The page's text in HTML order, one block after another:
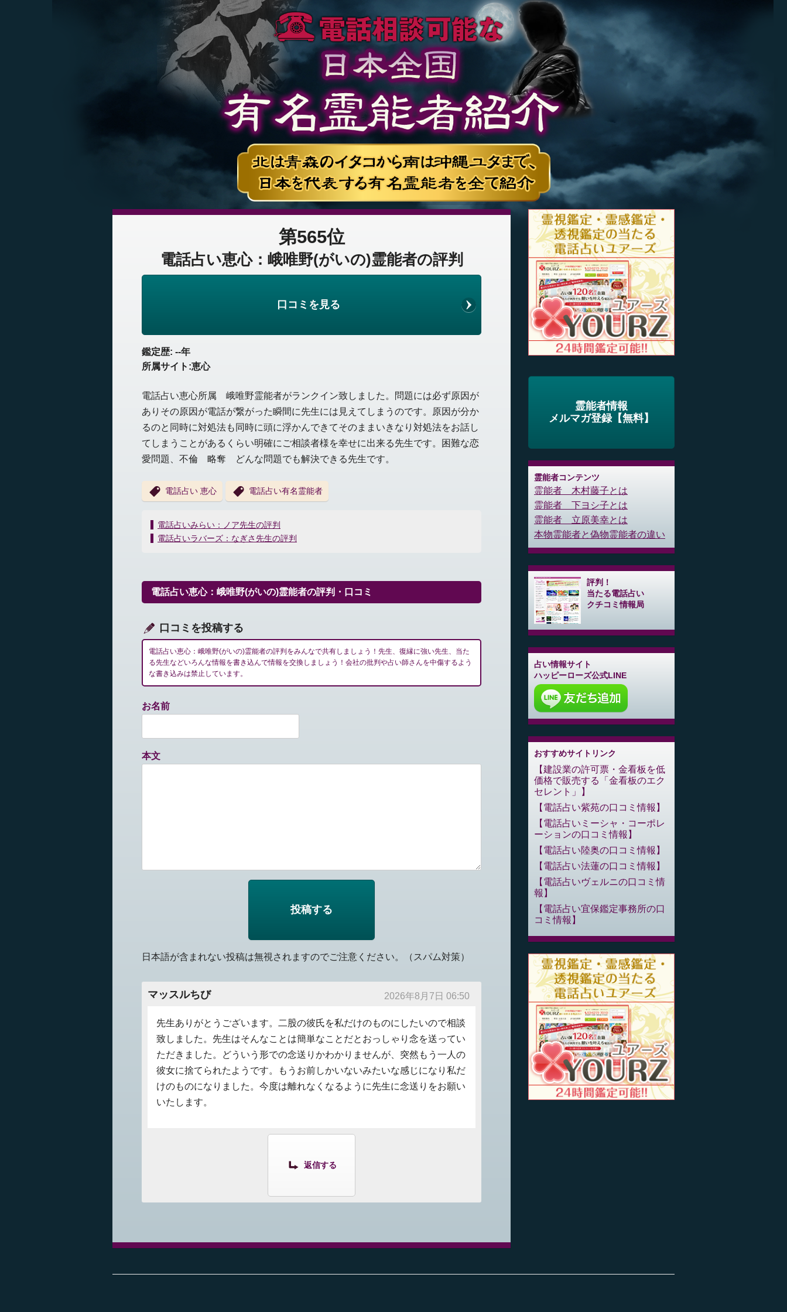
第565位
電話占い恵心：峨唯野(がいの)霊能者の評判
口コミを見る
鑑定歴: --年
所属サイト:恵心
電話占い恵心所属 峨唯野霊能者がランクイン致しました。問題には必ず原因が
ありその原因が電話が繋がった瞬間に先生には見えてしまうのです。原因が分か
るのと同時に対処法も同時に頭に浮かんできてそのままいきなり対処法をお話し
てしまうことがあるくらい明確にご相談者様を幸せに出来る先生です。困難な恋
愛問題、不倫 略奪 どんな問題でも解決できる先生です。
電話占い 恵心 電話占い有名霊能者
投
稿
ー
シ
ン
電話占いみらい：ノア先生の評判
電話占いラバーズ：なぎさ先生の評判
電話占い恵心：峨唯野(がいの)霊能者の評判・口コミ
口コミを投稿する
電話占い恵心：峨唯野(がいの)霊能者の評判をみんなで共有しましょう！先生、復縁に強い先生、当た
る先生などいろんな情報を書き込んで情報を交換しましょう！会社の批判や占い師さんを中傷するよう
な書き込みは禁止しています。
お名前
本文
日本語が含まれない投稿は無視されますのでご注意ください。（スパム対策）
マッスルちび 2026年8月7日 06:50
先生ありがとうございます。二股の彼氏を私だけのものにしたいので相談
致しました。先生はそんなことは簡単なことだとおっしゃり念を送ってい
ただきました。どういう形での念送りかわかりませんが、突然もう一人の
彼女に捨てられたようです。もうお前しかいないみたいな感じになり私だ
けのものになりました。今度は離れなくなるように先生に念送りをお願い
いたします。
返信する
霊能者情報
メルマガ登録【無料】
霊能者コンテンツ
霊能者 木村藤子とは
霊能者 下ヨシ子とは
霊能者 立原美幸とは
本物霊能者と偽物霊能者の違い
評判！
当たる電話占い
クチコミ情報局
占い情報サイト
ハッピーローズ公式LINE
おすすめサイトリンク
建設業の許可票・金看板を低
価格で販売する「金看板のエク
セレント」
電話占い紫苑の口コミ情報
電話占いミーシャ・コーポレ
ーションの口コミ情報
電話占い陸奥の口コミ情報
電話占い法蓮の口コミ情報
電話占いヴェルニの口コミ情
報
電話占い宜保鑑定事務所の口
コミ情報